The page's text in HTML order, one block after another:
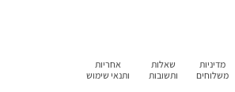
מדיניות
משלוחים
שאלות
ותשובות
אחריות
ותנאי שימוש